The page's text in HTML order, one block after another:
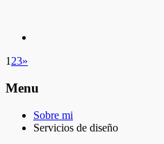
123»
Menu
Sobre mi
Servicios de diseño